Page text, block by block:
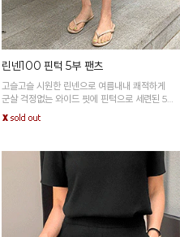
린넨100 핀턱 5부 팬츠
고슬고슬 시원한 린넨으로 여름내내 쾌적하게
군살 걱정없는 와이드 핏에 핀턱으로 세련된 5부